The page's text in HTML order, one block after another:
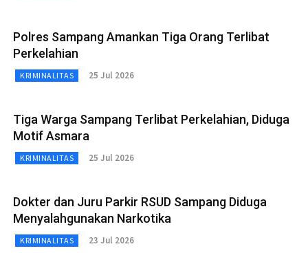
Polres Sampang Amankan Tiga Orang Terlibat
Perkelahian
KRIMINALITAS 25 Jul 2026
Tiga Warga Sampang Terlibat Perkelahian, Diduga
Motif Asmara
KRIMINALITAS 25 Jul 2026
Dokter dan Juru Parkir RSUD Sampang Diduga
Menyalahgunakan Narkotika
KRIMINALITAS 23 Jul 2026